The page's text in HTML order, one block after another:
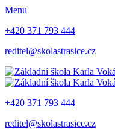
Menu
+420 371 793 444
reditel@skolastrasice.cz
+420 371 793 444
reditel@skolastrasice.cz